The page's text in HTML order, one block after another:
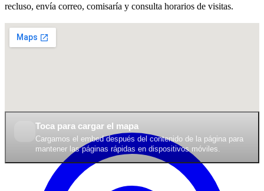
recluso, envía correo, comisaría y consulta horarios de visitas.
Toca para cargar el mapa
Cargamos el embed después del contenido de la página para
mantener las páginas rápidas en dispositivos móviles.